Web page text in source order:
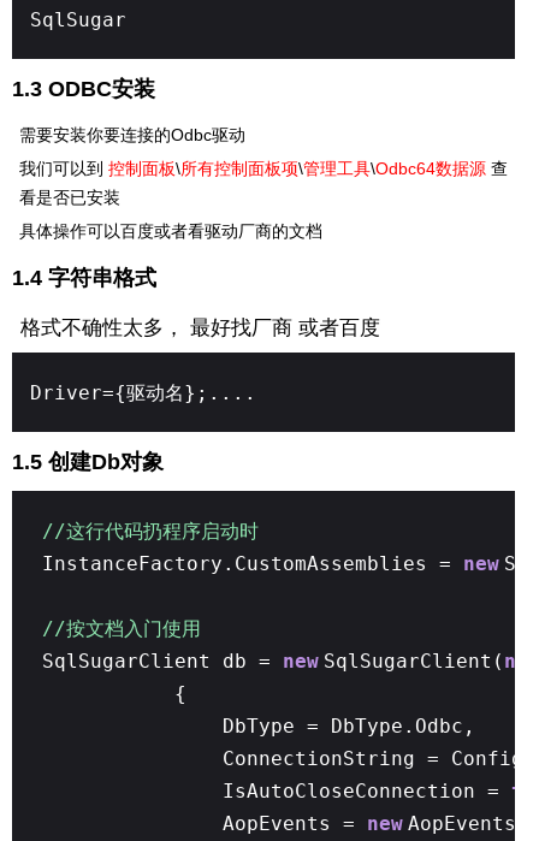
SqlSugar
1.3 ODBC安装
需要安装你要连接的Odbc驱动
我们可以到 控制面板\所有控制面板项\管理工具\Odbc64数据源 查
看是否已安装
具体操作可以百度或者看驱动厂商的文档
1.4 字符串格式
格式不确性太多， 最好找厂商 或者百度
Driver={驱动名};....
1.5 创建Db对象
//这行代码扔程序启动时
InstanceFactory.CustomAssemblies = new
//按文档入门使用
SqlSugarClient db = new SqlSugarClient( new
{
DbType = DbType.Odbc,
ConnectionString =
IsAutoCloseConnection =
AopEvents = new AopEvents